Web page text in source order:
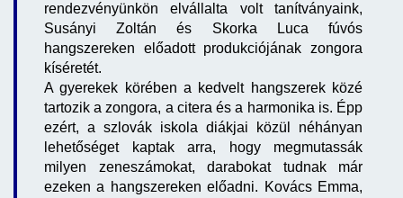
rendezvényünkön elvállalta volt tanítványaink,
Susányi Zoltán és Skorka Luca fúvós
hangszereken előadott produkciójának zongora
kíséretét.
A gyerekek körében a kedvelt hangszerek közé
tartozik a zongora, a citera és a harmonika is. Épp
ezért, a szlovák iskola diákjai közül néhányan
lehetőséget kaptak arra, hogy megmutassák
milyen zeneszámokat, darabokat tudnak már
ezeken a hangszereken előadni. Kovács Emma,